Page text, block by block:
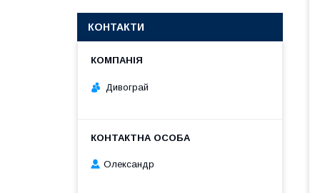
КОНТАКТИ
Дивограй
Олександр